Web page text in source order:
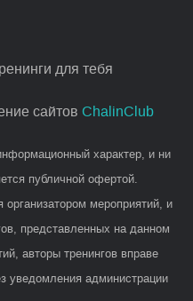
для тебя
сайтов ChalinClub
характер, и ни
публичной офертой.
мероприятий, и
представленных на данном
авторы тренингов вправе
администрации